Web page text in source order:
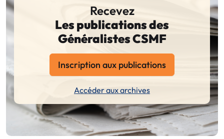
Recevez
Les publications des
Généralistes CSMF
Inscription aux publications
Accéder aux archives